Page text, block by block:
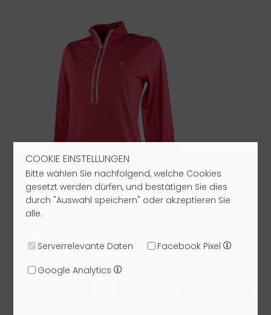
COOKIE EINSTELLUNGEN
Bitte wählen Sie nachfolgend, welche Cookies
gesetzt werden dürfen, und bestätigen Sie dies
durch "Auswahl speichern" oder akzeptieren Sie
alle.
Serverrelevante Daten
Facebook Pixel
Google Analytics